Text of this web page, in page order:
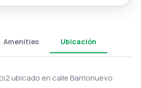
Amenities Ubicación
ubicado en calle Barrionuevo